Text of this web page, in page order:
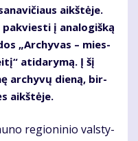
aikš­tė­je.
į ana­lo­giš­ką
„Ar­chy­vas – mies­
ati­da­ry­mą. Į šį
ar­chy­vų die­ną, bir­
aikš­tė­je.
re­gio­ni­nio vals­ty­